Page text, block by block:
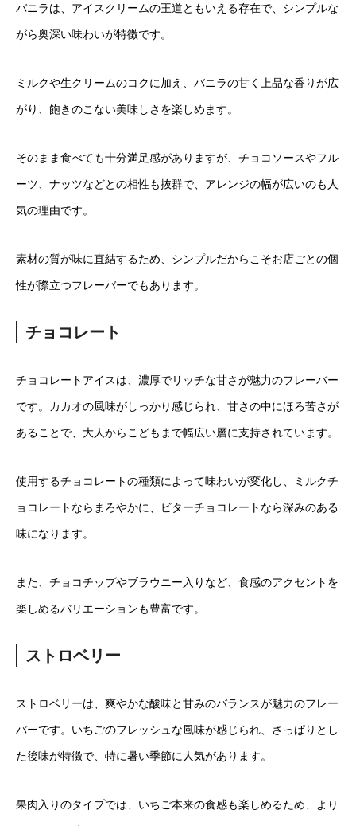
バニラは、アイスクリームの王道ともいえる存在で、シンプルな
がら奥深い味わいが特徴です。
ミルクや生クリームのコクに加え、バニラの甘く上品な香りが広
がり、飽きのこない美味しさを楽しめます。
そのまま食べても十分満足感がありますが、チョコソースやフル
ーツ、ナッツなどとの相性も抜群で、アレンジの幅が広いのも人
気の理由です。
素材の質が味に直結するため、シンプルだからこそお店ごとの個
性が際立つフレーバーでもあります。
チョコレート
チョコレートアイスは、濃厚でリッチな甘さが魅力のフレーバー
です。カカオの風味がしっかり感じられ、甘さの中にほろ苦さが
あることで、大人からこどもまで幅広い層に支持されています。
使用するチョコレートの種類によって味わいが変化し、ミルクチ
ョコレートならまろやかに、ビターチョコレートなら深みのある
味になります。
また、チョコチップやブラウニー入りなど、食感のアクセントを
楽しめるバリエーションも豊富です。
ストロベリー
ストロベリーは、爽やかな酸味と甘みのバランスが魅力のフレー
バーです。いちごのフレッシュな風味が感じられ、さっぱりとし
た後味が特徴で、特に暑い季節に人気があります。
果肉入りのタイプでは、いちご本来の食感も楽しめるため、より